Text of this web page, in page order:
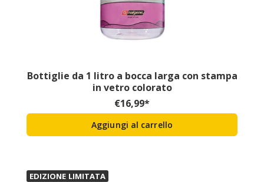
Bottiglie da 1 litro a bocca larga con stampa
in vetro colorato
€16,99*
Aggiungi al carrello
EDIZIONE LIMITATA